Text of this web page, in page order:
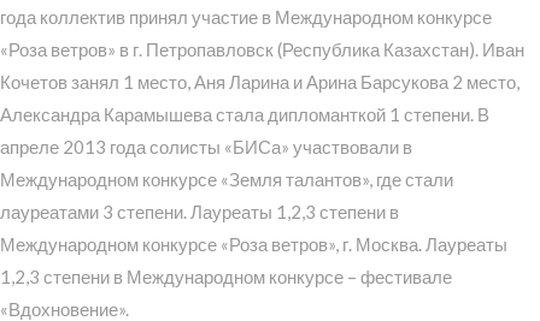
года коллектив принял участие в Международном конкурсе
«Роза ветров» в г. Петропавловск (Республика Казахстан). Иван
Кочетов занял 1 место, Аня Ларина и Арина Барсукова 2 место,
Александра Карамышева стала дипломанткой 1 степени. В
апреле 2013 года солисты «БИСа» участвовали в
Международном конкурсе «Земля талантов», где стали
лауреатами 3 степени. Лауреаты 1,2,3 степени в
Международном конкурсе «Роза ветров», г. Москва. Лауреаты
1,2,3 степени в Международном конкурсе – фестивале
«Вдохновение».